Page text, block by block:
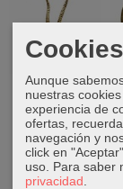
Antílope -
Colgador
30,00 €
Cookies
Aunque
nuestras
experiencia de
ofertas,
navegación y
click en
uso. Para saber
privacidad